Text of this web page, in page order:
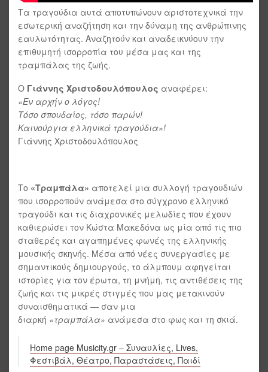
Τα τραγούδια αυτά αποτυπώνουν αριστοτεχνικά την
εσωτερική αναζήτηση και την δύναμη της ανθρώπινης
εαυλωτότητας. Αναζητούν και αναδεικνύουν την
επιθυμητή ισορροπία του μέσα μας και της
τραμπάλας της ζωής.
Ο Γιάννης Χριστοδουλόπουλος αναφέρει:
«Εν αρχήν ο λόγος!
Τόσο σπουδαίος, τόσο παρών!
Καινούργια ελληνικά τραγούδια»!
Γιάννης Χριστοδουλόπουλος
Το «Τραμπάλα» αποτελεί μια συλλογή τραγουδιών
που ισορροπούν ανάμεσα στο σύγχρονο ελληνικό
τραγούδι και τις διαχρονικές μελωδίες που έχουν
καθιερώσει τον Κώστα Μακεδόνα ως μία από τις πιο
σταθερές και αγαπημένες φωνές της ελληνικής
μουσικής σκηνής. Μέσα από νέες συνεργασίες με
σημαντικούς δημιουργούς, το άλμπουμ αφηγείται
ιστορίες για τον έρωτα, τη μνήμη, τις αντιθέσεις της
ζωής και τις μικρές στιγμές που μας μετακινούν
συναισθηματικά — σαν μια
διαρκή «τραμπάλα» ανάμεσα στο φως και τη σκιά.
Home page Musicity.gr – Συναυλίες, Lives,
Φεστιβάλ, Θέατρο, Παραστάσεις, Παιδί